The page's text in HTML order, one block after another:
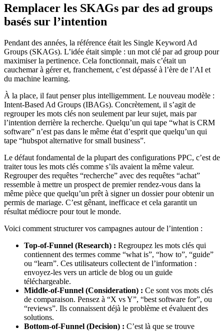
Remplacer les SKAGs par des ad groups
basés sur l’intention
Pendant des années, la référence était les Single Keyword Ad
Groups (SKAGs). L’idée était simple : un mot clé par ad group pour
maximiser la pertinence. Cela fonctionnait, mais c’était un
cauchemar à gérer et, franchement, c’est dépassé à l’ère de l’AI et
du machine learning.
À la place, il faut penser plus intelligemment. Le nouveau modèle :
Intent-Based Ad Groups (IBAGs). Concrètement, il s’agit de
regrouper les mots clés non seulement par leur sujet, mais par
l’intention derrière la recherche. Quelqu’un qui tape “what is CRM
software” n’est pas dans le même état d’esprit que quelqu’un qui
tape “hubspot alternative for small business”.
Le défaut fondamental de la plupart des configurations PPC, c’est de
traiter tous les mots clés comme s’ils avaient la même valeur.
Regrouper des requêtes “recherche” avec des requêtes “achat”
ressemble à mettre un prospect de premier rendez-vous dans la
même pièce que quelqu’un prêt à signer un dossier pour obtenir un
permis de mariage. C’est gênant, inefficace et cela garantit un
résultat médiocre pour tout le monde.
Voici comment structurer vos campagnes autour de l’intention :
Top-of-Funnel (Research) : Regroupez les mots clés qui
contiennent des termes comme “what is”, “how to”, “guide”
ou “learn”. Ces utilisateurs collectent de l’information :
envoyez-les vers un article de blog ou un guide
téléchargeable.
Middle-of-Funnel (Consideration) : Ce sont vos mots clés
de comparaison. Pensez à “X vs Y”, “best software for”, ou
“reviews”. Ils connaissent déjà le problème et évaluent des
solutions.
Bottom-of-Funnel (Decision) : C’est là que se trouve